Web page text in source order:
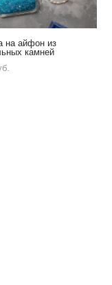
на айфон из
камней